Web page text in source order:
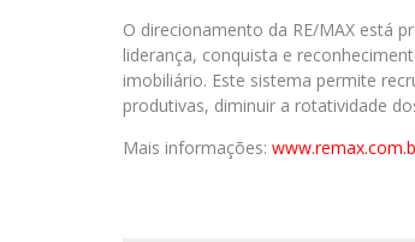
O direcionamento da RE/MAX está
liderança, conquista e
imobiliário. Este sistema permite
produtivas, diminuir a rotatividade
Mais informações: